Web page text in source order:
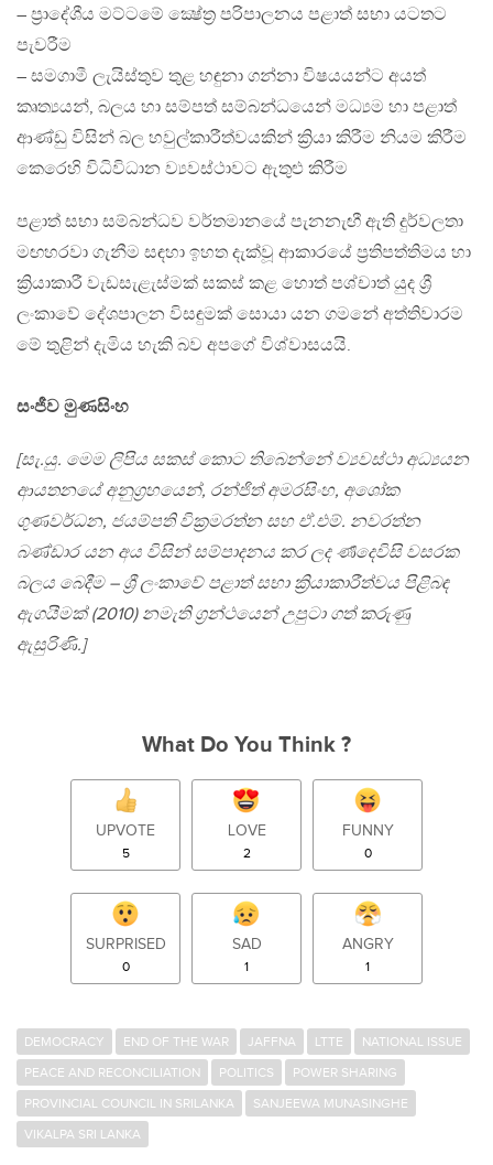
– ප්‍රාදේශීය මට්ටමේ ක්‍ෂේත්‍ර පරිපාලනය පළාත් සභා යටතට
පැවරීම
– සමගාමී ලැයිස්තුව තුළ හඳුනා ගන්නා විෂයයන්ට අයත්
කෘත්‍යයන්, බලය හා සම්පත් සම්බන්ධයෙන් මධ්‍යම හා පළාත්
ආණ්ඩු විසින් බල හවුල්කාරීත්වයකින් ක්‍රියා කිරීම නියම කිරීම
කෙරෙහි විධිවිධාන ව්‍යවස්ථාවට ඇතුළු කිරීම
පළාත් සභා සම්බන්ධව වර්තමානයේ පැනනැඟී ඇති දුර්වලතා
මඟහරවා ගැනීම සඳහා ඉහත දැක්වූ ආකාරයේ ප්‍රතිපත්තිමය හා
ක්‍රියාකාරී වැඩසැළැස්මක් සකස් කළ හොත් පශ්චාත් යුද ශ්‍රී
ලංකාවේ දේශපාලන විසඳුමක් සොයා යන ගමනේ අත්තිවාරම
මේ තුළින් දැමිය හැකි බව අපගේ විශ්වාසයයි.
සංජීව මුණසිංහ
[සැ.යු. මෙම ලිපිය සකස් කොට තිබෙන්නේ ව්‍යවස්ථා අධ්‍යයන
ආයතනයේ අනුග්‍රහයෙන්, රන්ජිත් අමරසිංහ, අශෝක
ගුණවර්ධන, ජයම්පති වික්‍රමරත්න සහ ඒ.එම්. නවරත්න
බණ්ඩාර යන අය විසින් සම්පාදනය කර ලද ර්‍ණදෙවිසි වසරක
බලය බෙදීම – ශ්‍රී ලංකාවේ පළාත් සභා ක්‍රියාකාරීත්වය පිළිබඳ
ඇගයීමක් (2010) නමැති ග්‍රන්ථයෙන් උපුටා ගත් කරුණු
ඇසුරිණි.]
What Do You Think ?
UPVOTE
5
LOVE
2
FUNNY
0
SURPRISED
0
SAD
1
ANGRY
1
DEMOCRACY END OF THE WAR JAFFNA LTTE
NATIONAL ISSUE
PEACE AND RECONCILIATION
POLITICS
POWER SHARING
PROVINCIAL COUNCIL IN SRILANKA
SANJEEWA MUNASINGHE
VIKALPA SRI LANKA